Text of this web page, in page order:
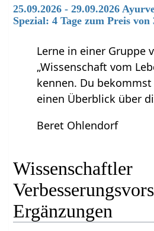
25.09.2026 - 29.09.2026
Spezial: 4 Tage zum Preis von
Lerne in einer Gruppe
„Wissenschaft vom
kennen. Du
einen Überblick über
Beret Ohlendorf
Wissenschaftler‏‎
Ergänzungen